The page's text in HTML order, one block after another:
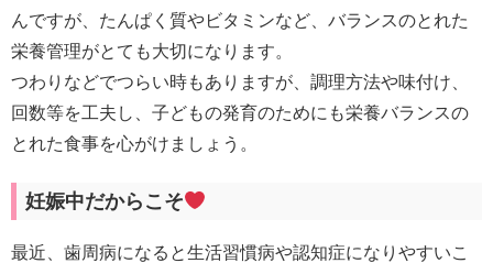
んですが、たんぱく質やビタミンなど、バランスのとれた
栄養管理がとても大切になります。
つわりなどでつらい時もありますが、調理方法や味付け、
回数等を工夫し、子どもの発育のためにも栄養バランスの
とれた食事を心がけましょう。
妊娠中だからこそ
最近、歯周病になると生活習慣病や認知症になりやすいこ